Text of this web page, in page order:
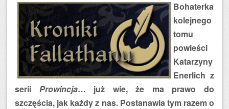
Bohaterka
kolejnego
tomu
powieści
Katarzyny
Enerlich z
serii Prowincja… już wie, że ma prawo do
szczęścia, jak każdy z nas. Postanawia tym razem o